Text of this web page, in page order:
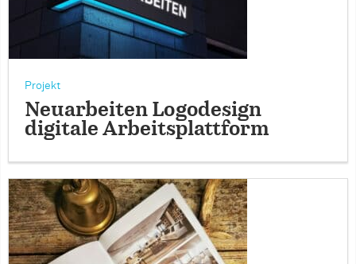
Projekt
Neuarbeiten Logodesign
digitale Arbeitsplattform